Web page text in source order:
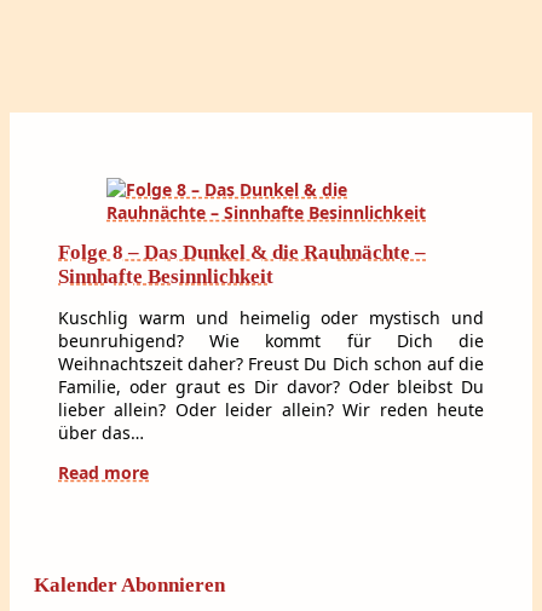
Folge 8 – Das Dunkel & die Rauhnächte –
Sinnhafte Besinnlichkeit
Kuschlig warm und heimelig oder mystisch und
beunruhigend? Wie kommt für Dich die
Weihnachtszeit daher? Freust Du Dich schon auf die
Familie, oder graut es Dir davor? Oder bleibst Du
lieber allein? Oder leider allein? Wir reden heute
über das…
Read more
Kalender Abonnieren